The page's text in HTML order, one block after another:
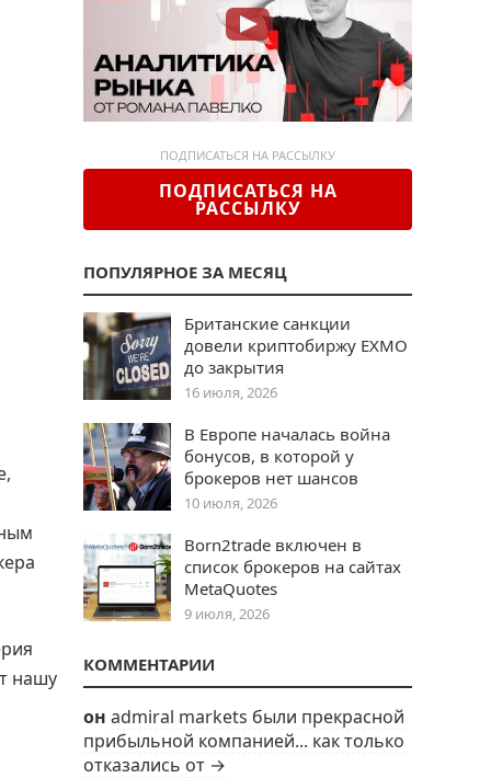
нашу
ПОДПИСАТЬСЯ НА РАССЫЛКУ
ПОДПИСАТЬСЯ НА
РАССЫЛКУ
ПОПУЛЯРНОЕ ЗА МЕСЯЦ
Британские санкции
довели криптобиржу EXMO
до закрытия
16 июля, 2026
В Европе началась война
бонусов, в которой у
брокеров нет шансов
10 июля, 2026
Born2trade включен в
список брокеров на сайтах
MetaQuotes
9 июля, 2026
КОММЕНТАРИИ
он admiral markets были прекрасной
прибыльной компанией... как только
отказались от →